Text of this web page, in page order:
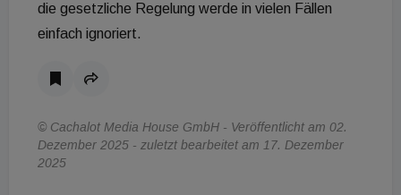
die gesetzliche Regelung werde in vielen Fällen
einfach ignoriert.
© Cachalot Media House GmbH - Veröffentlicht am 02.
Dezember 2025 - zuletzt bearbeitet am 17. Dezember
2025